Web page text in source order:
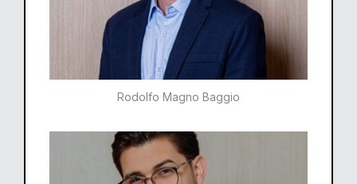
Rodolfo Magno Baggio​​